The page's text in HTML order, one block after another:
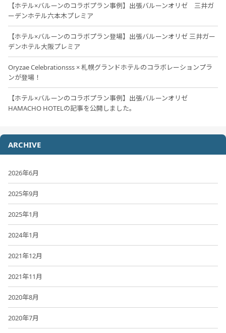
【ホテル×バルーンのコラボプラン事例】出張バルーンオリゼ 三井ガ
ーデンホテル六本木プレミア
【ホテル×バルーンのコラボプラン登場】出張バルーンオリゼ 三井ガー
デンホテル大阪プレミア
Oryzae Celebrationsss × 札幌グランドホテルのコラボレーションプラ
ンが登場！
【ホテル×バルーンのコラボプラン事例】出張バルーンオリゼ
HAMACHO HOTELの記事を公開しました。
ARCHIVE
2026年6月
2025年9月
2025年1月
2024年1月
2021年12月
2021年11月
2020年8月
2020年7月